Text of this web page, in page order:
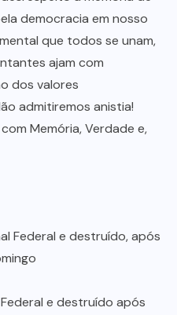
democracia em nosso
que todos se unam,
ajam com
dos valores
admitiremos anistia!
Memória, Verdade e,
e destruído após